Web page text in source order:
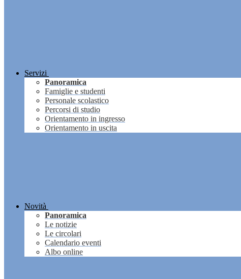
Servizi
Panoramica
Famiglie e studenti
Personale scolastico
Percorsi di studio
Orientamento in ingresso
Orientamento in uscita
Novità
Panoramica
Le notizie
Le circolari
Calendario eventi
Albo online